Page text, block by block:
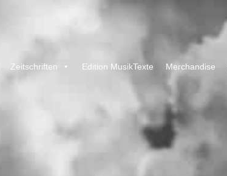
Zeitschriften Edition MusikTexte Merchandise